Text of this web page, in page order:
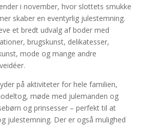
i november, hvor slottets smukke
skaber en eventyrlig julestemning.
et bredt udvalg af boder med
brugskunst, delikatesser,
mode og mange andre
på aktiviteter for hele familien,
møde med julemanden og
og prinsesser – perfekt til at
julestemning. Der er også mulighed